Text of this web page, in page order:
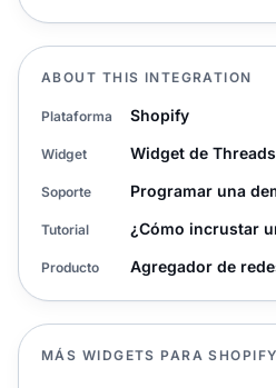
ABOUT THIS INTEGRATION
Plataforma Shopify
Widget Widget de Threads
Soporte Programar una
Tutorial ¿Cómo incrustar
Producto Agregador de
MÁS WIDGETS PARA SHOPIFY